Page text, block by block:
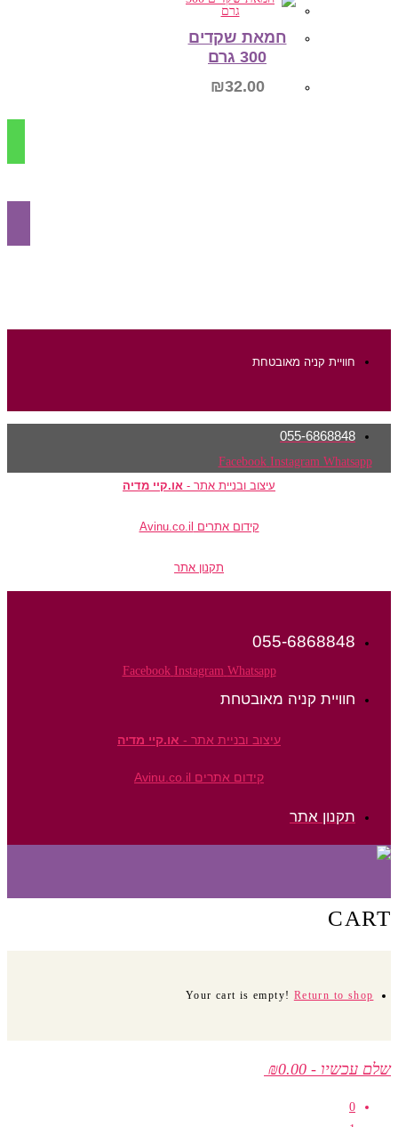
חמאת שקדים
300 גרם
₪32.00
חוויית קניה מאובטחת
055-6868848
Facebook Instagram Whatsapp
עיצוב ובניית אתר -או.קיי מדיה
קידום אתרים Avinu.co.il
תקנון אתר
055-6868848
Facebook Instagram Whatsapp
חוויית קניה מאובטחת
עיצוב ובניית אתר -או.קיי מדיה
קידום אתרים Avinu.co.il
תקנון אתר
CART
Your cart is empty!Return to shop
שלם עכשיו -
₪0.00
0